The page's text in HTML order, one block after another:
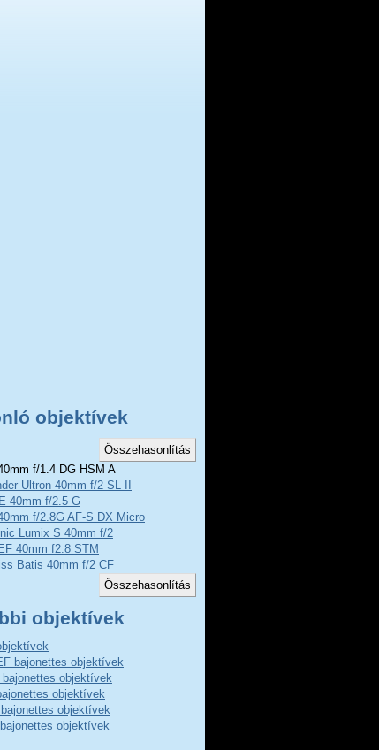
objektívek
f/1.4 DG HSM A
Ultron 40mm f/2 SL II
40mm f/2.5 G
f/2.8G AF-S DX Micro
Lumix S 40mm f/2
40mm f2.8 STM
Batis 40mm f/2 CF
objektívek
bajonettes objektívek
bajonettes objektívek
objektívek
objektívek
objektívek